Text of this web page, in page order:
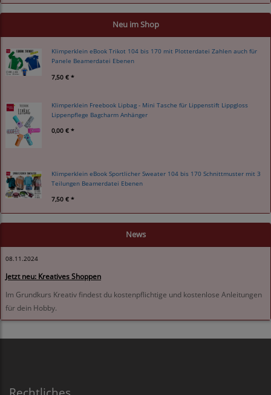
Neu im Shop
Klimperklein eBook Trikot 104 bis 170 mit Plotterdatei Zahlen auch für
Panele Beamerdatei Ebenen
7,50 € *
Klimperklein Freebook Lipbag - Mini Tasche für Lippenstift Lippgloss
Lippenpflege Bagcharm Anhänger
0,00 € *
Klimperklein eBook Sportlicher Sweater 104 bis 170 Schnittmuster mit 3
Teilungen Beamerdatei Ebenen
7,50 € *
News
08.11.2024
Jetzt neu: Kreatives Shoppen
Im Grundkurs Kreativ findest du kostenpflichtige und kostenlose Anleitungen
für dein Hobby.